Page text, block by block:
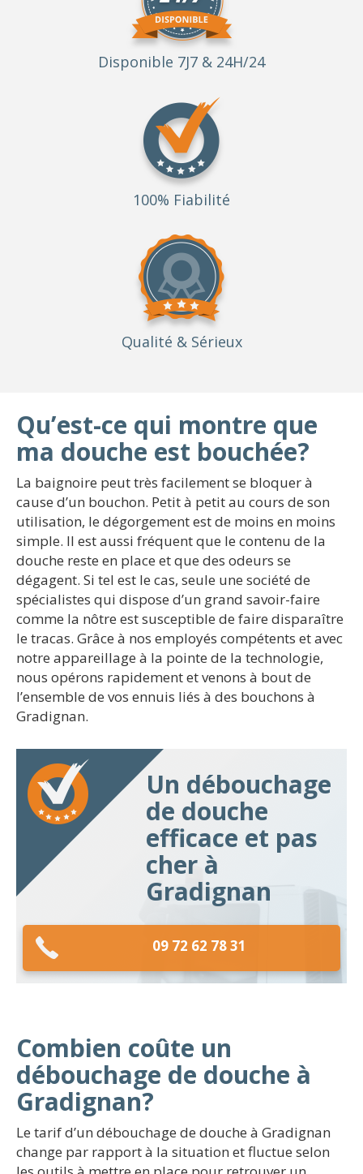
Disponible 7J7 & 24H/24
100% Fiabilité
Qualité & Sérieux
Qu’est-ce qui montre que
ma douche est bouchée?
La baignoire peut très facilement se bloquer à
cause d’un bouchon. Petit à petit au cours de son
utilisation, le dégorgement est de moins en moins
simple. Il est aussi fréquent que le contenu de la
douche reste en place et que des odeurs se
dégagent. Si tel est le cas, seule une société de
spécialistes qui dispose d’un grand savoir-faire
comme la nôtre est susceptible de faire disparaître
le tracas. Grâce à nos employés compétents et avec
notre appareillage à la pointe de la technologie,
nous opérons rapidement et venons à bout de
l’ensemble de vos ennuis liés à des bouchons à
Gradignan.
Un débouchage
de douche
efficace et pas
cher à
Gradignan
09 72 62 78 31
Combien coûte un
débouchage de douche à
Gradignan?
Le tarif d’un débouchage de douche à Gradignan
change par rapport à la situation et fluctue selon